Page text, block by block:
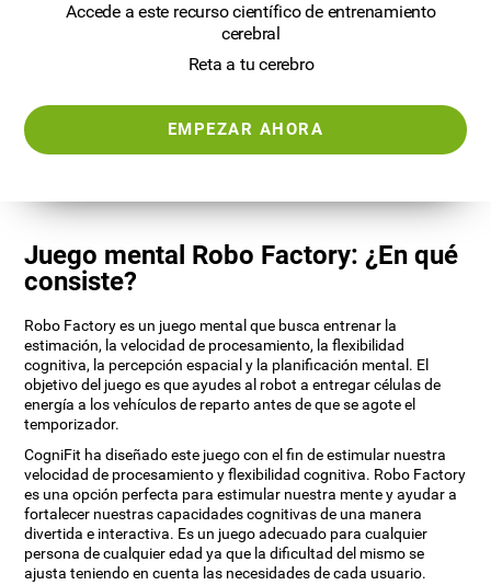
Accede a este recurso científico de entrenamiento
cerebral
Reta a tu cerebro
EMPEZAR AHORA
Juego mental Robo Factory: ¿En qué
consiste?
Robo Factory es un juego mental que busca entrenar la
estimación, la velocidad de procesamiento, la flexibilidad
cognitiva, la percepción espacial y la planificación mental. El
objetivo del juego es que ayudes al robot a entregar células de
energía a los vehículos de reparto antes de que se agote el
temporizador.
CogniFit ha diseñado este juego con el fin de estimular nuestra
velocidad de procesamiento y flexibilidad cognitiva. Robo Factory
es una opción perfecta para estimular nuestra mente y ayudar a
fortalecer nuestras capacidades cognitivas de una manera
divertida e interactiva. Es un juego adecuado para cualquier
persona de cualquier edad ya que la dificultad del mismo se
ajusta teniendo en cuenta las necesidades de cada usuario.